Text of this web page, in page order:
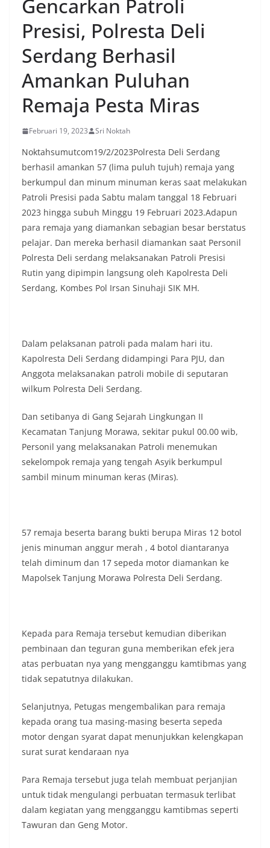
Gencarkan Patroli
Presisi, Polresta Deli
Serdang Berhasil
Amankan Puluhan
Remaja Pesta Miras
Februari 19, 2023 Sri Noktah
Noktahsumutcom19/2/2023Polresta Deli Serdang
berhasil amankan 57 (lima puluh tujuh) remaja yang
berkumpul dan minum minuman keras saat melakukan
Patroli Presisi pada Sabtu malam tanggal 18 Februari
2023 hingga subuh Minggu 19 Februari 2023.Adapun
para remaja yang diamankan sebagian besar berstatus
pelajar. Dan mereka berhasil diamankan saat Personil
Polresta Deli serdang melaksanakan Patroli Presisi
Rutin yang dipimpin langsung oleh Kapolresta Deli
Serdang, Kombes Pol Irsan Sinuhaji SIK MH.
Dalam pelaksanan patroli pada malam hari itu.
Kapolresta Deli Serdang didampingi Para PJU, dan
Anggota melaksanakan patroli mobile di seputaran
wilkum Polresta Deli Serdang.
Dan setibanya di Gang Sejarah Lingkungan II
Kecamatan Tanjung Morawa, sekitar pukul 00.00 wib,
Personil yang melaksanakan Patroli menemukan
sekelompok remaja yang tengah Asyik berkumpul
sambil minum minuman keras (Miras).
57 remaja beserta barang bukti berupa Miras 12 botol
jenis minuman anggur merah , 4 botol diantaranya
telah diminum dan 17 sepeda motor diamankan ke
Mapolsek Tanjung Morawa Polresta Deli Serdang.
Kepada para Remaja tersebut kemudian diberikan
pembinaan dan teguran guna memberikan efek jera
atas perbuatan nya yang mengganggu kamtibmas yang
tidak sepatutnya dilakukan.
Selanjutnya, Petugas mengembalikan para remaja
kepada orang tua masing-masing beserta sepeda
motor dengan syarat dapat menunjukkan kelengkapan
surat surat kendaraan nya
Para Remaja tersebut juga telah membuat perjanjian
untuk tidak mengulangi perbuatan termasuk terlibat
dalam kegiatan yang mengganggu kamtibmas seperti
Tawuran dan Geng Motor.